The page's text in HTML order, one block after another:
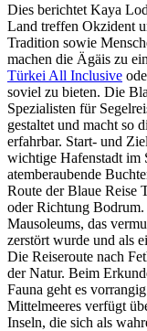
Dies berichtet Kaya
Land treffen Okzident
Tradition sowie
machen die Ägäis zu
Türkei All Inclusive
soviel zu bieten. Die
Spezialisten für
gestaltet und macht so
erfahrbar. Start- und
wichtige Hafenstadt im
atemberaubende
Route der Blaue Reise
oder Richtung
Mausoleums, das
zerstört wurde und als
Die Reiseroute nach
der Natur. Beim
Fauna geht es
Mittelmeeres verfügt
Inseln, die sich als